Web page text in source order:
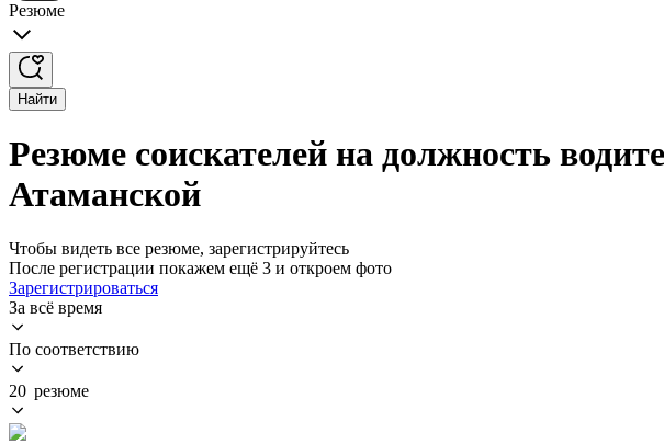
Резюме
Найти
Резюме соискателей на должность
Атаманской
Чтобы видеть все резюме, зарегистрируйтесь
После регистрации покажем ещё 3 и откроем фото
Зарегистрироваться
За всё время
По соответствию
20 резюме